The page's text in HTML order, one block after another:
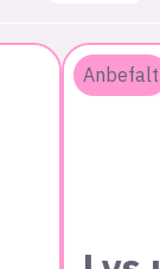
Anbefalt